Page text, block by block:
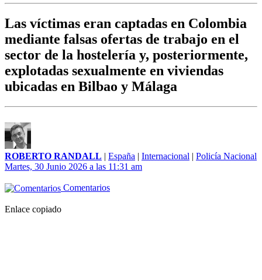
Las víctimas eran captadas en Colombia
mediante falsas ofertas de trabajo en el
sector de la hostelería y, posteriormente,
explotadas sexualmente en viviendas
ubicadas en Bilbao y Málaga
ROBERTO RANDALL | España | Internacional | Policía Nacional
Martes, 30 Junio 2026 a las 11:31 am
Comentarios
Enlace copiado